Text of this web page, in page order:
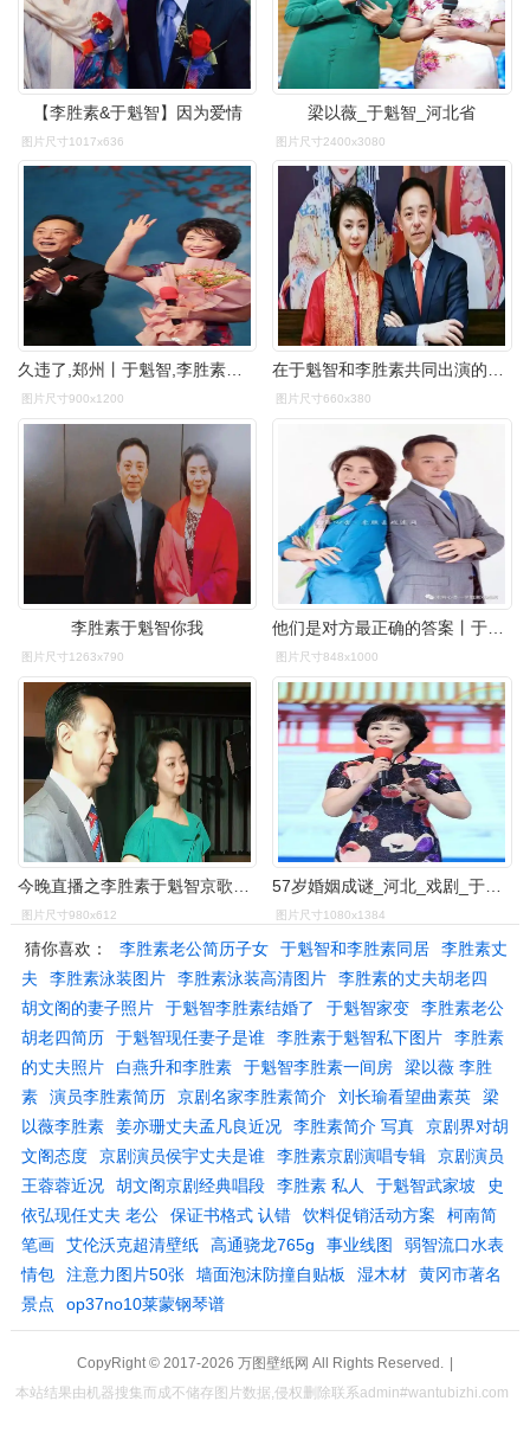
【李胜素&于魁智】因为爱情
图片尺寸1017x636
梁以薇_于魁智_河北省
图片尺寸2400x3080
久违了,郑州丨于魁智,李胜素率国家京剧院一团亮相河南艺术中心
图片尺寸900x1200
在于魁智和李胜素共同出演的一场广受关注的演出过后,于魁智对于这个
图片尺寸660x380
李胜素于魁智你我
图片尺寸1263x790 图片尺寸848x1000
图片尺寸980x612 图片尺寸1080x1384
猜你喜欢： 李胜素老公简历子女 于魁智和李胜素同居
李胜素丈
夫
李胜素泳装图片 李胜素泳装高清图片
李胜素的丈夫胡老四
胡文阁的妻子照片
于魁智李胜素结婚了 于魁智家变
李胜素老公
胡老四简历
于魁智现任妻子是谁 李胜素于魁智私下图片
李胜素
的丈夫照片
白燕升和李胜素 于魁智李胜素一间房
梁以薇 李胜
素
演员李胜素简历 京剧名家李胜素简介 刘长瑜看望曲素英
梁
以薇李胜素
姜亦珊丈夫孟凡良近况 李胜素简介 写真
京剧界对胡
文阁态度
京剧演员侯宇丈夫是谁 李胜素京剧演唱专辑
京剧演员
王蓉蓉近况
胡文阁京剧经典唱段 李胜素 私人 于魁智武家坡
史
依弘现任丈夫 老公
保证书格式 认错 饮料促销活动方案
柯南简
笔画
艾伦沃克超清壁纸 高通骁龙765g 事业线图
弱智流口水表
情包
注意力图片50张 墙面泡沫防撞自贴板 湿木材
黄冈市著名
景点
op37no10莱蒙钢琴谱
CopyRight © 2017-2026 万图壁纸网 All Rights Reserved.
|
本站结果由机器搜集而成不储存图片数据,侵权删除联系admin#wantubizhi.com